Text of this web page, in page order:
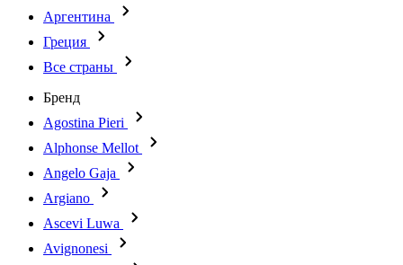
Аргентина
Греция
Все страны
Бренд
Agostina Pieri
Alphonse Mellot
Angelo Gaja
Argiano
Ascevi Luwa
Avignonesi